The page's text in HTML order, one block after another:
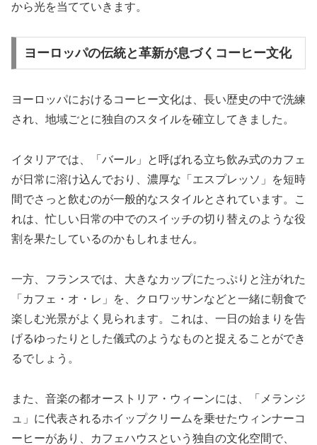
から光を当てていきます。
ヨーロッパの伝統と革新が息づくコーヒー文化
ヨーロッパにおけるコーヒー文化は、長い歴史の中で洗練
され、地域ごとに独自のスタイルを確立してきました。
イタリアでは、「バール」と呼ばれる立ち飲み式のカフェ
が日常に溶け込んでおり、濃厚な「エスプレッソ」を短時
間でさっと飲むのが一般的なスタイルとされています。こ
れは、忙しい日常の中でのスイッチの切り替えのような役
割を果たしているのかもしれません。
一方、フランスでは、大きなカップにたっぷりと注がれた
「カフェ・オ・レ」を、クロワッサンなどと一緒に朝食で
楽しむ光景がよく見られます。これは、一日の始まりを告
げるゆったりとした儀式のようなものと捉えることができ
るでしょう。
また、音楽の都オーストリア・ウィーンには、「メランジ
ュ」に代表されるホイップクリームを乗せたウィンナーコ
ーヒーがあり、カフェハウスという独自の文化空間で、